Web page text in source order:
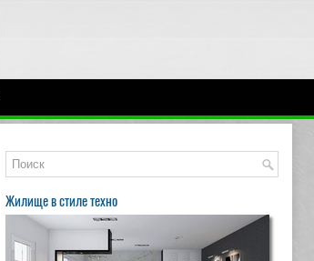
Жилище в стиле техно